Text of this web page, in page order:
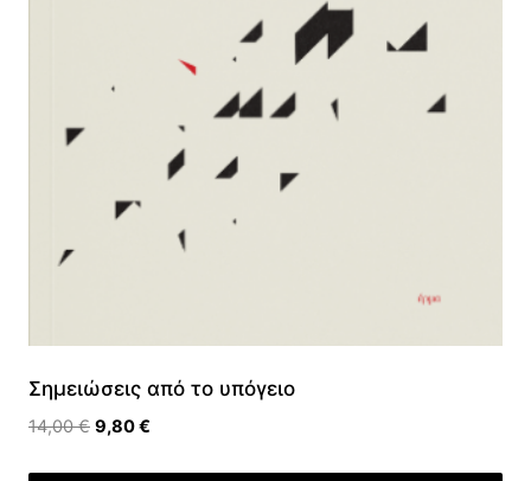
Σημειώσεις από το υπόγειο
14,00€ Original
9,80€